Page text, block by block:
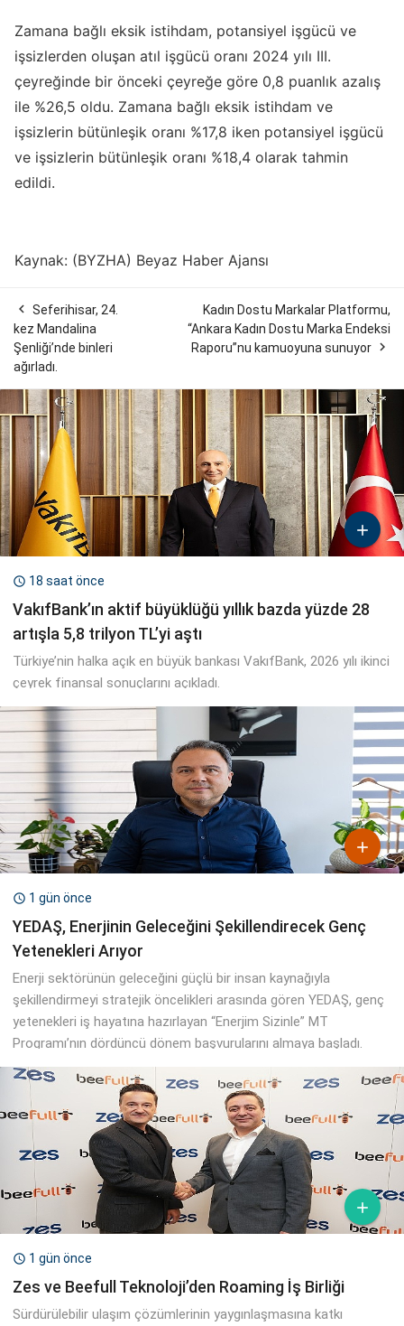
Zamana bağlı eksik istihdam, potansiyel işgücü ve
işsizlerden oluşan atıl işgücü oranı 2024 yılı III.
çeyreğinde bir önceki çeyreğe göre 0,8 puanlık azalış
ile %26,5 oldu. Zamana bağlı eksik istihdam ve
işsizlerin bütünleşik oranı %17,8 iken potansiyel işgücü
ve işsizlerin bütünleşik oranı %18,4 olarak tahmin
edildi.
Kaynak: (BYZHA) Beyaz Haber Ajansı
 Seferihisar, 24.
kez Mandalina
Şenliği’nde binleri
ağırladı.
Kadın Dostu Markalar Platformu,
“Ankara Kadın Dostu Marka Endeksi
Raporu”nu kamuoyuna sunuyor 

 18 saat önce
VakıfBank’ın aktif büyüklüğü yıllık bazda yüzde 28
artışla 5,8 trilyon TL’yi aştı
Türkiye’nin halka açık en büyük bankası VakıfBank, 2026 yılı ikinci
çeyrek finansal sonuçlarını açıkladı.

 1 gün önce
YEDAŞ, Enerjinin Geleceğini Şekillendirecek Genç
Yetenekleri Arıyor
Enerji sektörünün geleceğini güçlü bir insan kaynağıyla
şekillendirmeyi stratejik öncelikleri arasında gören YEDAŞ, genç
yetenekleri iş hayatına hazırlayan “Enerjim Sizinle” MT
Programı’nın dördüncü dönem başvurularını almaya başladı.

 1 gün önce
Zes ve Beefull Teknoloji’den Roaming İş Birliği
Sürdürülebilir ulaşım çözümlerinin yaygınlaşmasına katkı